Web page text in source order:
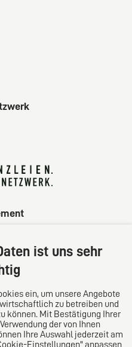
ist uns sehr
ein, um unsere Angebote
zu betreiben und
können. Mit Bestätigung Ihrer
der von Ihnen
Ihre Auswahl jederzeit am
Einstellungen" anpassen